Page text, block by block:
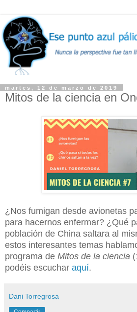
martes, 12 de marzo de 2019
Mitos de la ciencia en
¿Nos fumigan desde avionetas
para hacernos enfermar? ¿Qué
población de China saltara al
estos interesantes temas
programa de Mitos de la ciencia
podéis escuchar aquí.
Dani Torregrosa